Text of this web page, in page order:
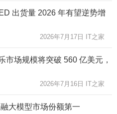
出货量 2026 年有望逆势增
2026年7月17日 IT之家
市场规模将突破 560 亿美元，
2026年7月16日 IT之家
大模型市场份额第一